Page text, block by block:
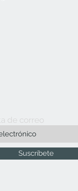
de correo
Suscríbete